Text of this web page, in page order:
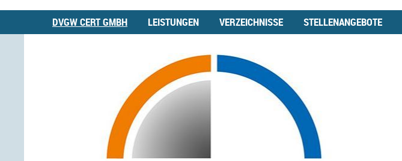
DVGW CERT GMBH LEISTUNGEN VERZEICHNISSE STELLENANGEBOTE